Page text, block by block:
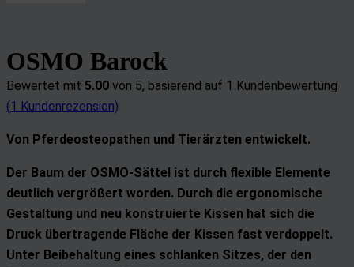
OSMO Barock
Bewertet mit 5.00 von 5, basierend auf 1 Kundenbewertung
(1 Kundenrezension)
Von Pferdeosteopathen und Tierärzten entwickelt.
Der Baum der OSMO-Sättel ist durch flexible Elemente
deutlich vergrößert worden. Durch die ergonomische
Gestaltung und neu konstruierte Kissen hat sich die
Druck übertragende Fläche der Kissen fast verdoppelt.
Unter Beibehaltung eines schlanken Sitzes, der den